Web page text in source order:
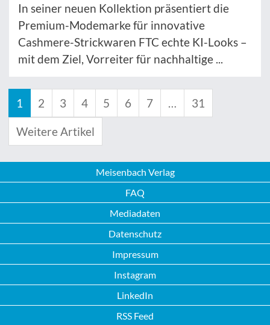
In seiner neuen Kollektion präsentiert die
Premium-Modemarke für innovative
Cashmere-Strickwaren FTC echte KI-Looks –
mit dem Ziel, Vorreiter für nachhaltige ...
1 2 3 4 5 6 7 … 31
Weitere Artikel
Meisenbach Verlag
FAQ
Mediadaten
Datenschutz
Impressum
Instagram
LinkedIn
RSS Feed